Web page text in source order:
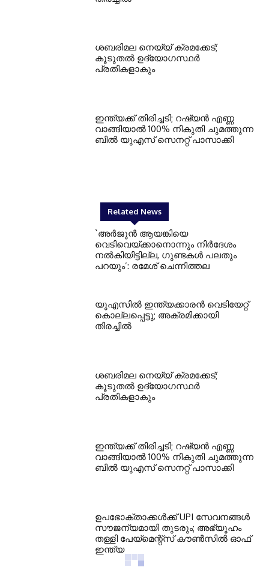
ശബരിമല നെയ്യ് ക്രമക്കേട്;
കൂടുതല്‍ ഉദ്യോഗസ്ഥര്‍
പ്രതികളാകും
ഇന്ത്യക്ക് തിരിച്ചടി; റഷ്യന്‍ എണ്ണ
വാങ്ങിയാല്‍ 100% നികുതി ചുമത്തുന്ന
ബില്‍ യുഎസ് സെനറ്റ് പാസാക്കി
Related News
`അര്‍ജുന്‍ ആയങ്കിയെ
വെടിവെയ്ക്കാനൊന്നും നിര്‍ദേശം
നല്‍കിയിട്ടില്ല, ഗുണ്ടകള്‍ പലതും
പറയും’: രമേശ് ചെന്നിത്തല
യുഎസില്‍ ഇന്ത്യക്കാരന്‍ വെടിയേറ്റ്
കൊല്ലപ്പെട്ടു; അക്രമിക്കായി
തിരച്ചില്‍
ശബരിമല നെയ്യ് ക്രമക്കേട്;
കൂടുതല്‍ ഉദ്യോഗസ്ഥര്‍
പ്രതികളാകും
ഇന്ത്യക്ക് തിരിച്ചടി; റഷ്യന്‍ എണ്ണ
വാങ്ങിയാല്‍ 100% നികുതി ചുമത്തുന്ന
ബില്‍ യുഎസ് സെനറ്റ് പാസാക്കി
ഉപഭോക്താക്കള്‍ക്ക് UPI സേവനങ്ങള്‍
സൗജന്യമായി തുടരും; അഭ്യൂഹം
തള്ളി പേയ്മെന്റ്‌സ് കൗണ്‍സില്‍ ഓഫ്
ഇന്ത്യ